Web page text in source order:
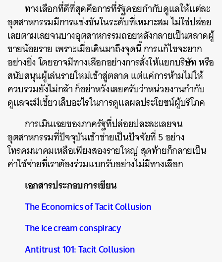
ทางเลือกที่ดีที่สุดคือการที่รัฐคอยกำกับดูแลให้แต่ละ
อุตสาหกรรมมีการแข่งขันในระดับที่เหมาะสม ไม่ใช่ปล่อย
เลยตามเลยจนบางอุตสาหกรรมถอยหลังกลายเป็นตลาดผู้
ขายน้อยราย เพราะเมื่อเดินมาถึงจุดนี้ การแก้ไขจะยาก
อย่างยิ่ง โดยอาจมีทางเลือกอย่างการสั่งให้แยกบริษัท หรือ
สนับสนุนผู้เล่นรายใหม่เข้าสู่ตลาด แต่แค่การห้ามไม่ให้
ควบรวมยังไม่กล้า ก็อย่าหวังเลยครับว่าหน่วยงานกำกับ
ดูแลจะมีเขี้ยวเล็บอะไรในการดูแลผลประโยชน์ผู้บริโภค
การเมินเฉยของภาครัฐที่ปล่อยปละละเลยจน
อุตสาหกรรมที่ปัจจุบันเข้าข่ายเป็นปัจจัยที่ 5 อย่าง
โทรคมนาคมเหลือเพียงสองรายใหญ่ สุดท้ายก็กลายเป็น
ค่าใช้จ่ายที่เราต้องร่วมแบกรับอย่างไม่มีทางเลือก
เอกสารประกอบการเขียน
The Economics of Tacit Collusion
The ice cream conspiracy
Antitrust 101: Tacit Collusion